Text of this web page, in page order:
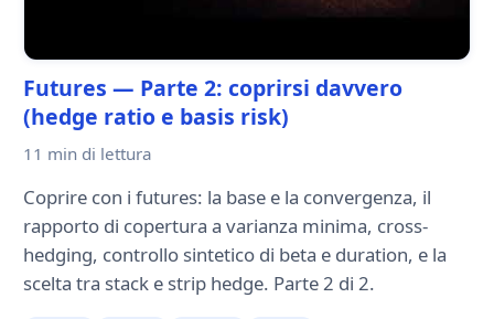
Futures — Parte 2: coprirsi davvero
(hedge ratio e basis risk)
11 min di lettura
Coprire con i futures: la base e la convergenza, il
rapporto di copertura a varianza minima, cross-
hedging, controllo sintetico di beta e duration, e la
scelta tra stack e strip hedge. Parte 2 di 2.